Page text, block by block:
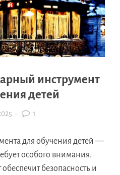
инструмент
детей
· 1
для обучения детей —
особого внимания.
безопасность и